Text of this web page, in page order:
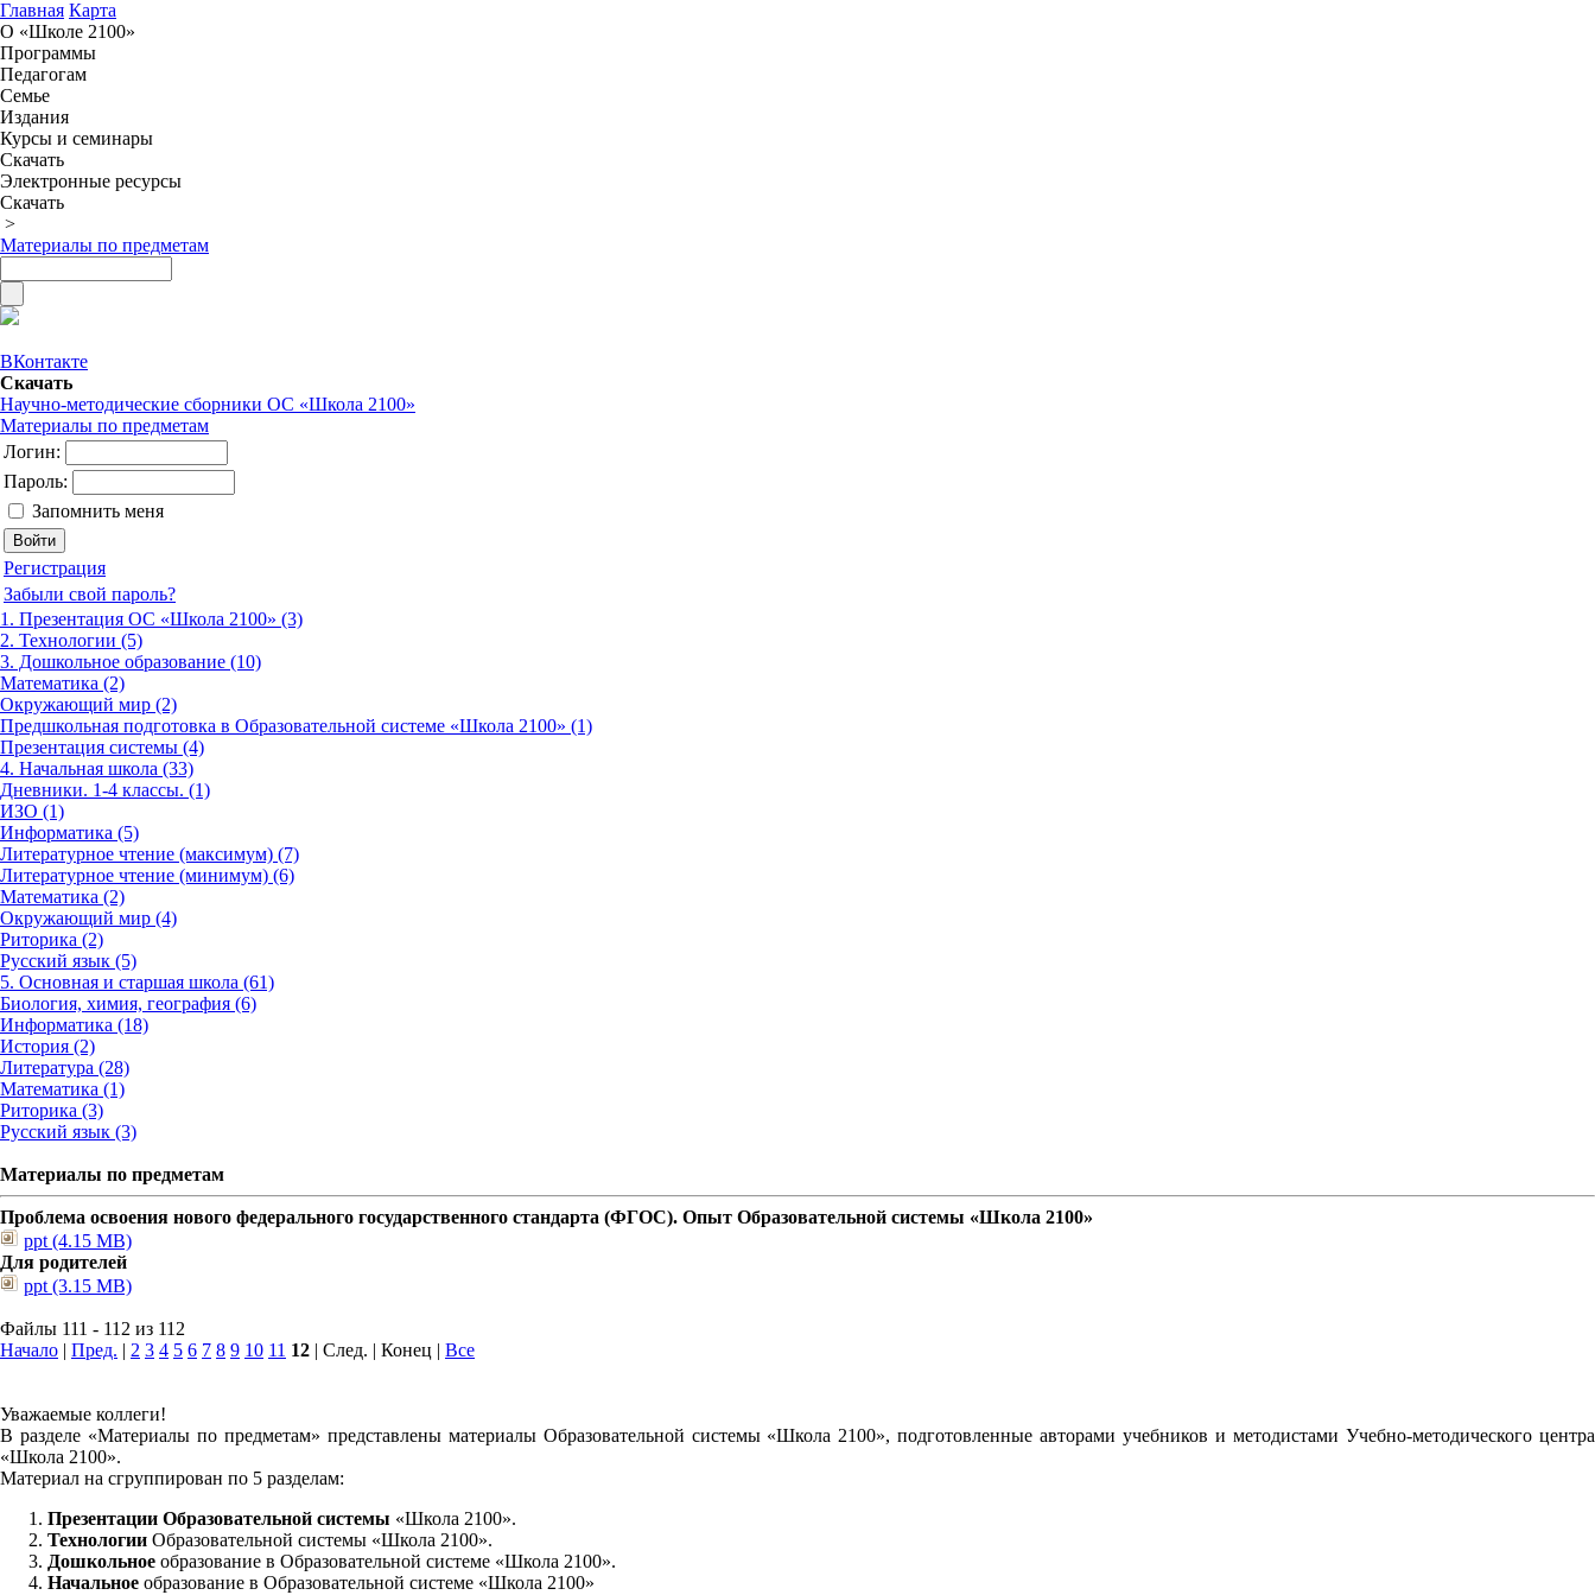
Главная Карта
О «Школе 2100»
Программы
Педагогам
Семье
Издания
Курсы и семинары
Скачать
Электронные ресурсы
Скачать
>
Материалы по предметам
ВКонтакте
Скачать
Научно-методические сборники ОС «Школа 2100»
Материалы по предметам
Логин:
Пароль:
Запомнить меня
Регистрация
Забыли свой пароль?
1. Презентация ОС «Школа 2100» (3)
2. Технологии (5)
3. Дошкольное образование (10)
Математика (2)
Окружающий мир (2)
Предшкольная подготовка в Образовательной системе «Школа 2100» (1)
Презентация системы (4)
4. Начальная школа (33)
Дневники. 1-4 классы. (1)
ИЗО (1)
Информатика (5)
Литературное чтение (максимум) (7)
Литературное чтение (минимум) (6)
Математика (2)
Окружающий мир (4)
Риторика (2)
Русский язык (5)
5. Основная и старшая школа (61)
Биология, химия, география (6)
Информатика (18)
История (2)
Литература (28)
Математика (1)
Риторика (3)
Русский язык (3)
Материалы по предметам
Проблема освоения нового федерального государственного стандарта (ФГОС). Опыт Образовательной системы «Школа 2100»
ppt (4.15 MB)
Для родителей
ppt (3.15 MB)
Файлы 111 - 112 из 112
Начало | Пред. | 2 3 4 5 6 7 8 9 10 11 12 | След. | Конец | Все
Уважаемые коллеги!
В разделе «Материалы по предметам» представлены материалы Образовательной системы «Школа 2100», подготовленные авторами учебников и методистами Учебно-методического центра
«Школа 2100».
Материал на сгруппирован по 5 разделам:
Презентации Образовательной системы «Школа 2100».
Технологии Образовательной системы «Школа 2100».
Дошкольное образование в Образовательной системе «Школа 2100».
Начальное образование в Образовательной системе «Школа 2100»